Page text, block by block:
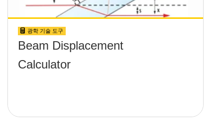
광학 기술 도구
Beam Displacement
Calculator